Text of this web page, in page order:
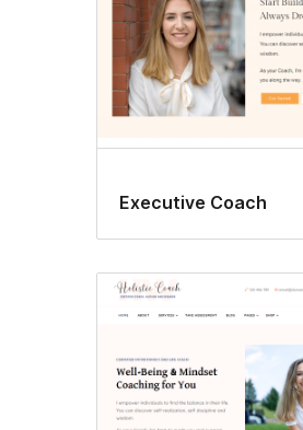
Executive Coach